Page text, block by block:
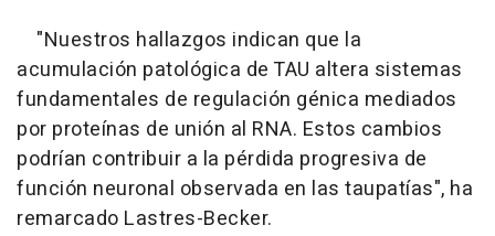
"Nuestros hallazgos indican que la
acumulación patológica de TAU altera sistemas
fundamentales de regulación génica mediados
por proteínas de unión al RNA. Estos cambios
podrían contribuir a la pérdida progresiva de
función neuronal observada en las taupatías", ha
remarcado Lastres-Becker.